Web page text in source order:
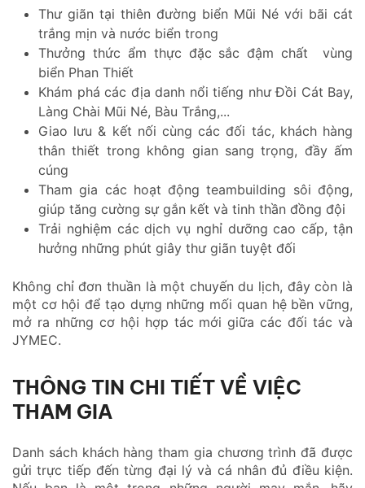
Thư giãn tại thiên đường biển Mũi Né với bãi cát
trắng mịn và nước biển trong
Thưởng thức ẩm thực đặc sắc đậm chất vùng
biển Phan Thiết
Khám phá các địa danh nổi tiếng như Đồi Cát Bay,
Làng Chài Mũi Né, Bàu Trắng,...
Giao lưu & kết nối cùng các đối tác, khách hàng
thân thiết trong không gian sang trọng, đầy ấm
cúng
Tham gia các hoạt động teambuilding sôi động,
giúp tăng cường sự gắn kết và tinh thần đồng đội
Trải nghiệm các dịch vụ nghỉ dưỡng cao cấp, tận
hưởng những phút giây thư giãn tuyệt đối
Không chỉ đơn thuần là một chuyến du lịch, đây còn là
một cơ hội để tạo dựng những mối quan hệ bền vững,
mở ra những cơ hội hợp tác mới giữa các đối tác và
JYMEC.
THÔNG TIN CHI TIẾT VỀ VIỆC
THAM GIA
Danh sách khách hàng tham gia chương trình đã được
gửi trực tiếp đến từng đại lý và cá nhân đủ điều kiện.